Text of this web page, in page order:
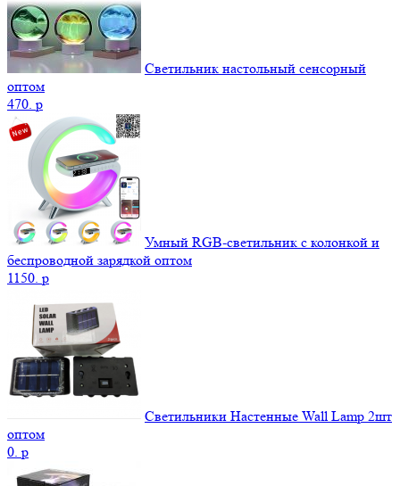
Светильник настольный сенсорный
оптом
470. p
Умный RGB-светильник с колонкой и
беспроводной зарядкой оптом
1150. p
Светильники Настенные Wall Lamp 2шт
оптом
0. p